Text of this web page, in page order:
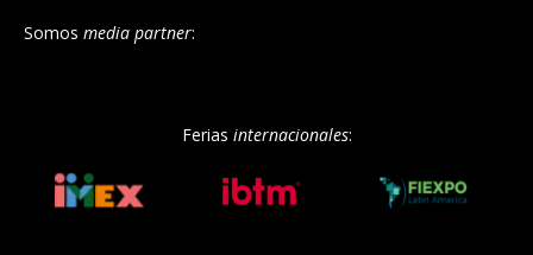
Somos media partner:
Ferias internacionales: